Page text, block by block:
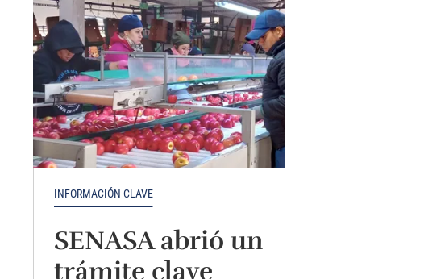
INFORMACIÓN CLAVE
SENASA abrió un
trámite clave